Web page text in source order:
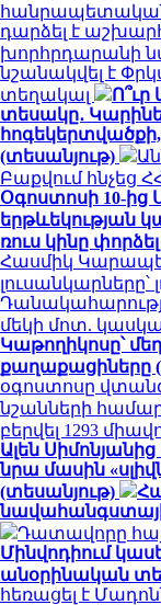
դարձել է
խորհրդարանի
նշանակվել է
տեղակալ
տեսակը․ Կարինե
(տեսանյութ)
Բաքվում հնչեց
Օգոստոսի 10-ից
երթևեկության
ռուս կինը
Հասմիկ
մեկի մոտ.
Կաթողիկոսը՝
քաղաքացիները
օգոստոսը
նշանների
բերվել 1293
Ալեն
նրա մասին
(տեսանյութ)
Դատավորը
Մինվոդիում
անօրինական
հեռացել է